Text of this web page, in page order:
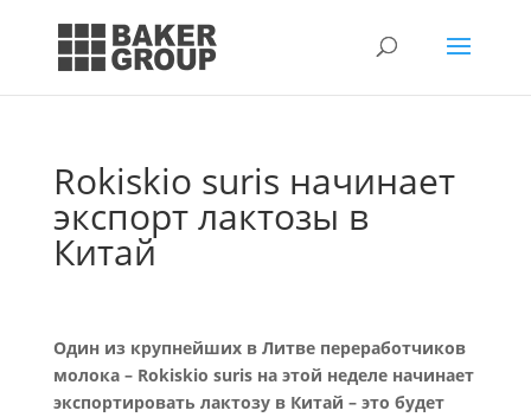
Rokiskio suris начинает
экспорт лактозы в
Китай
Один из крупнейших в Литве переработчиков
молока – Rokiskio suris на этой неделе начинает
экспортировать лактозу в Китай – это будет